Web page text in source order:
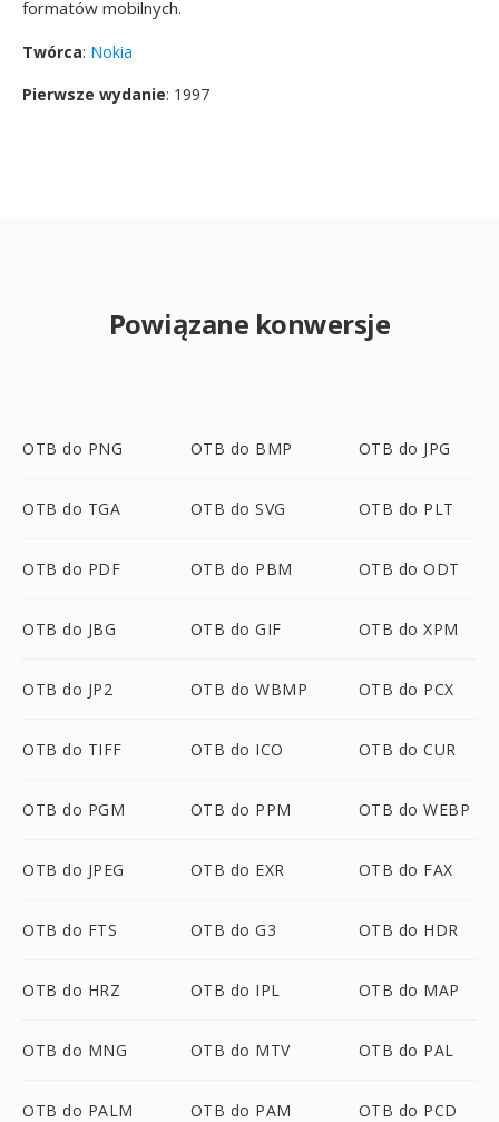
formatów mobilnych.
Twórca: Nokia
Pierwsze wydanie: 1997
Powiązane konwersje
OTB do PNG OTB do BMP OTB do JPG
OTB do TGA OTB do SVG OTB do PLT
OTB do PDF OTB do PBM OTB do ODT
OTB do JBG OTB do GIF OTB do XPM
OTB do JP2 OTB do WBMP OTB do PCX
OTB do TIFF OTB do ICO OTB do CUR
OTB do PGM OTB do PPM OTB do WEBP
OTB do JPEG OTB do EXR OTB do FAX
OTB do FTS OTB do G3 OTB do HDR
OTB do HRZ OTB do IPL OTB do MAP
OTB do MNG OTB do MTV OTB do PAL
OTB do PALM OTB do PAM OTB do PCD